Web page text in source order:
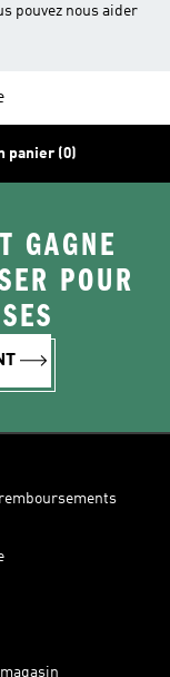
pouvez nous aider
panier (0)
GAGNE
POUR
magasin